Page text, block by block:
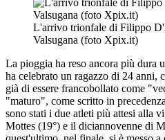
L'arrivo trionfale di Filippo
Valsugana (foto Xpix.it)
La pioggia ha reso ancora più dura
ha celebrato un ragazzo di 24 anni,
già di essere francobollato come
"maturo", come scritto in
sono stati i due atleti più attesi alla
Mottes (19°) e il diciannovenne di